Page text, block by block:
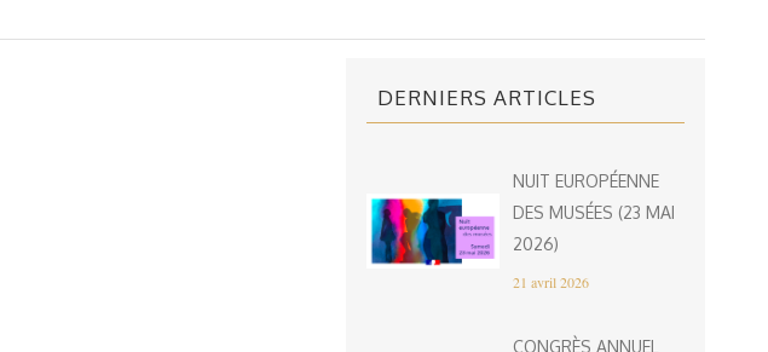
DERNIERS ARTICLES
NUIT EUROPÉENNE
DES MUSÉES (23 MAI
2026)
21 avril 2026
CONGRÈS ANNUEL